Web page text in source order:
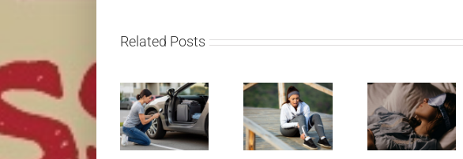
Related Posts
Kako mladi
vozači mogu
pametno da
Treniraj
pametno:
Kako da
izbegneš
Zašto je
važno da